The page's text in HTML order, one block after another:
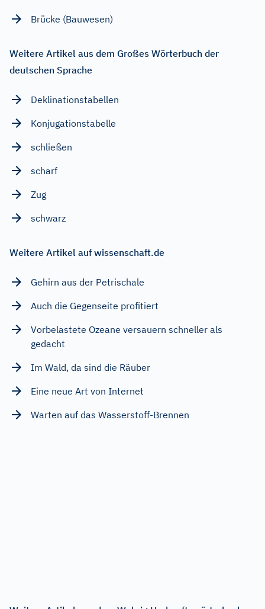
Brücke (Bauwesen)
Weitere Artikel aus dem Großes Wörterbuch der
deutschen Sprache
Deklinationstabellen
Konjugationstabelle
schließen
scharf
Zug
schwarz
Weitere Artikel auf wissenschaft.de
Gehirn aus der Petrischale
Auch die Gegenseite profitiert
Vorbelastete Ozeane versauern schneller als
gedacht
Im Wald, da sind die Räuber
Eine neue Art von Internet
Warten auf das Wasserstoff-Brennen